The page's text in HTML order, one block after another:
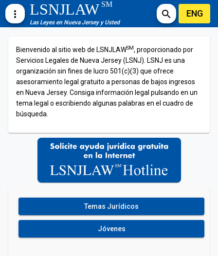
more_vert LSNJLAWSM
Las Leyes en Nueva Jersey y Usted
search ENG
Bienvenido al sitio web de LSNJLAWSM, proporcionado por
Servicios Legales de Nueva Jersey (LSNJ). LSNJ es una
organización sin fines de lucro 501(c)(3) que ofrece
asesoramiento legal gratuito a personas de bajos ingresos
en Nueva Jersey. Consiga información legal pulsando en un
tema legal o escribiendo algunas palabras en el cuadro de
búsqueda.
Temas Jurídicos
Jóvenes